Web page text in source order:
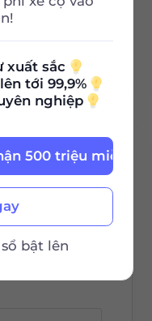
xuất sắc
tới 99,9%
nghiệp
500 triệu miễn
bật lên